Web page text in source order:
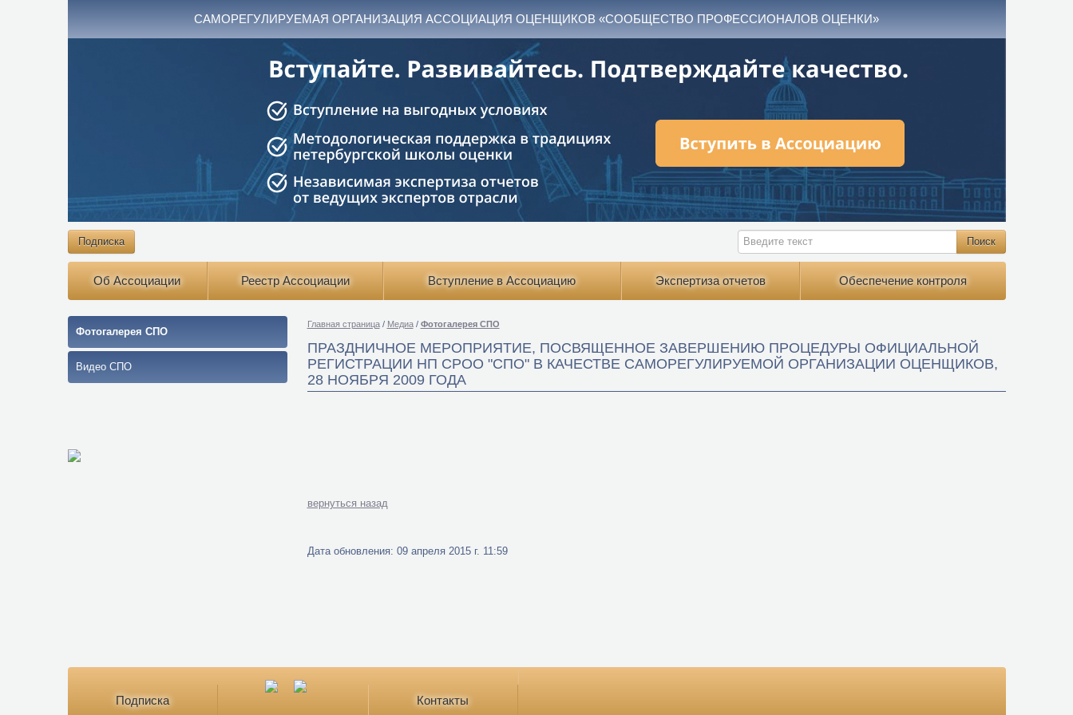
САМОРЕГУЛИРУЕМАЯ ОРГАНИЗАЦИЯ АССОЦИАЦИЯ ОЦЕНЩИКОВ «СООБЩЕСТВО ПРОФЕССИОНАЛОВ ОЦЕНКИ»
Подписка
Об Ассоциации Реестр Ассоциации Вступление в Ассоциацию Экспертиза отчетов Обеспечение контроля
Фотогалерея СПО
Видео СПО
Главная страница / Медиа / Фотогалерея СПО
ПРАЗДНИЧНОЕ МЕРОПРИЯТИЕ, ПОСВЯЩЕННОЕ ЗАВЕРШЕНИЮ ПРОЦЕДУРЫ ОФИЦИАЛЬНОЙ
РЕГИСТРАЦИИ НП СРОО "СПО" В КАЧЕСТВЕ САМОРЕГУЛИРУЕМОЙ ОРГАНИЗАЦИИ ОЦЕНЩИКОВ,
28 НОЯБРЯ 2009 ГОДА
вернуться назад
Дата обновления: 09 апреля 2015 г. 11:59
Подписка Контакты